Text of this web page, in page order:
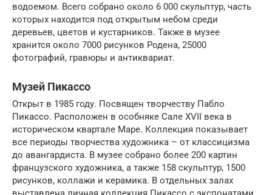
водоемом. Всего собрано около 6 000 скульптур, часть
которых находится под открытым небом среди
деревьев, цветов и кустарников. Также в музее
хранится около 7000 рисунков Родена, 25000
фотографий, гравюры и антиквариат.
Музей Пикассо
Открыт в 1985 году. Посвящен творчеству Пабло
Пикассо. Расположен в особняке Сале XVII века в
историческом квартале Маре. Коллекция показывает
все периоды творчества художника – от классицизма
до авангардиста. В музее собрано более 200 картин
французского художника, а также 158 скульптур, 1500
рисунков, коллажи и керамика. В отдельных залах